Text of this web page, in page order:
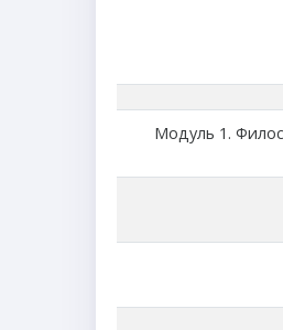
Модуль 1.